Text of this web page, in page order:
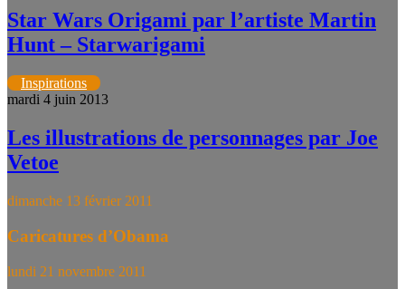
Star Wars Origami par l’artiste Martin
Hunt – Starwarigami
Inspirations
mardi 4 juin 2013
Les illustrations de personnages par Joe
Vetoe
dimanche 13 février 2011
Caricatures d’Obama
lundi 21 novembre 2011